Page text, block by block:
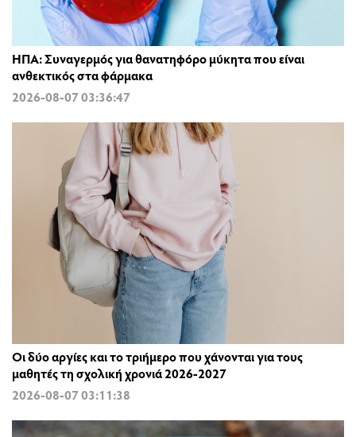
ΗΠΑ: Συναγερμός για θανατηφόρο μύκητα που είναι
ανθεκτικός στα φάρμακα
2026-08-07 03:36:47
Οι δύο αργίες και το τριήμερο που χάνονται για τους
μαθητές τη σχολική χρονιά 2026-2027
2026-08-07 03:11:38